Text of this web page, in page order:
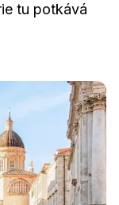
tu potkává